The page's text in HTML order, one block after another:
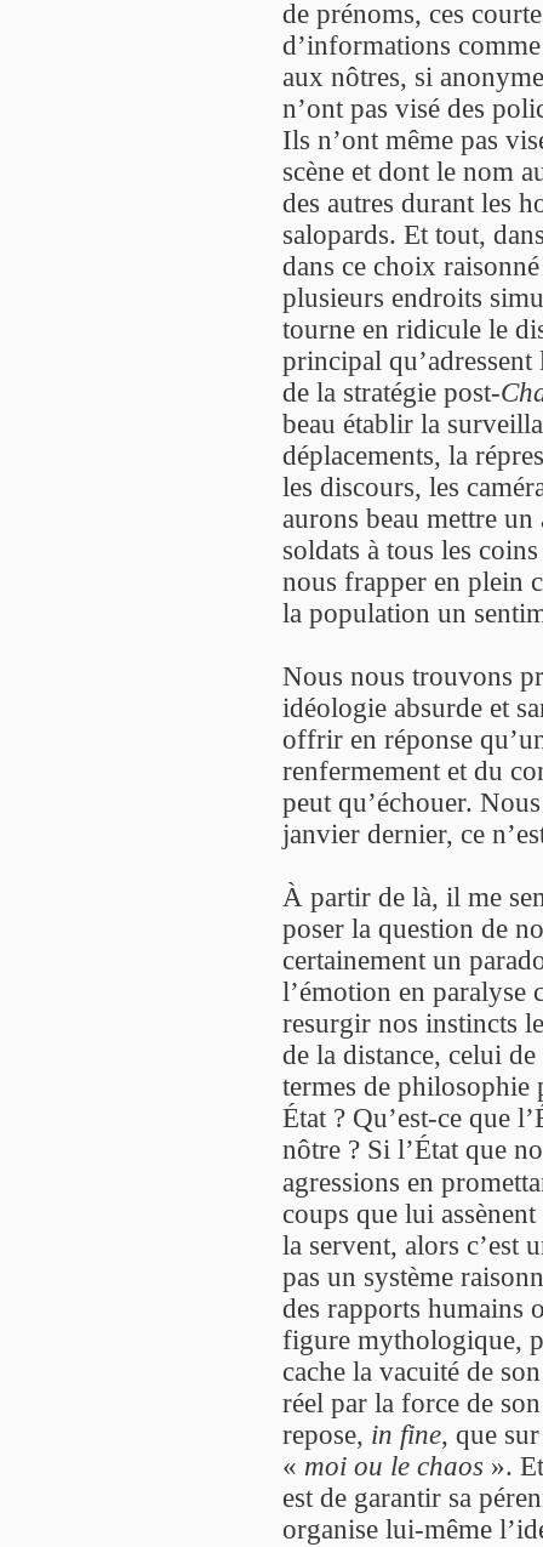
de prénoms, ces
d’informations
aux nôtres, si
n’ont pas visé des
Ils n’ont même pas
scène et dont le nom
des autres durant les
salopards. Et tout,
dans ce choix
plusieurs endroits
tourne en ridicule le
principal
de la stratégie post-
beau établir la
déplacements, la
les discours, les
aurons beau mettre
soldats à tous les
nous frapper en plein
la population un
Nous nous trouvons
idéologie absurde et
offrir en réponse
renfermement et du
peut qu’échouer.
janvier dernier, ce
À partir de là, il me
poser la question de
certainement un
l’émotion en paralyse
resurgir nos instincts
de la distance, celui
termes de philosophie
État ? Qu’est-ce que
nôtre ? Si l’État que
agressions en
coups que lui
la servent, alors c’est
pas un système
des rapports humains
figure mythologique,
cache la vacuité de
réel par la force de
repose, in fine, que
« moi ou le chaos ».
est de garantir sa
organise lui-même